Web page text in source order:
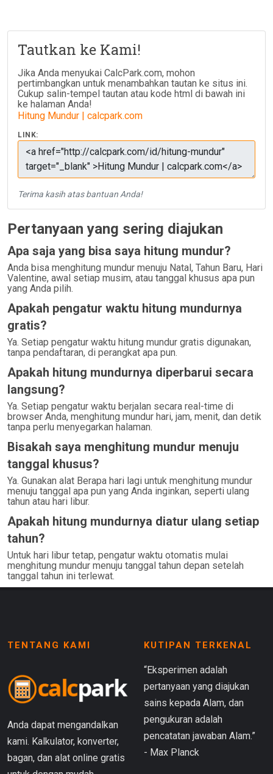
Tautkan ke Kami!
Jika Anda menyukai CalcPark.com, mohon
pertimbangkan untuk menambahkan tautan ke situs ini.
Cukup salin-tempel tautan atau kode html di bawah ini
ke halaman Anda!
Hitung Mundur | calcpark.com
LINK:
Terima kasih atas bantuan Anda!
Pertanyaan yang sering diajukan
Apa saja yang bisa saya hitung mundur?
Anda bisa menghitung mundur menuju Natal, Tahun Baru, Hari
Valentine, awal setiap musim, atau tanggal khusus apa pun
yang Anda pilih.
Apakah pengatur waktu hitung mundurnya
gratis?
Ya. Setiap pengatur waktu hitung mundur gratis digunakan,
tanpa pendaftaran, di perangkat apa pun.
Apakah hitung mundurnya diperbarui secara
langsung?
Ya. Setiap pengatur waktu berjalan secara real-time di
browser Anda, menghitung mundur hari, jam, menit, dan detik
tanpa perlu menyegarkan halaman.
Bisakah saya menghitung mundur menuju
tanggal khusus?
Ya. Gunakan alat Berapa hari lagi untuk menghitung mundur
menuju tanggal apa pun yang Anda inginkan, seperti ulang
tahun atau hari libur.
Apakah hitung mundurnya diatur ulang setiap
tahun?
Untuk hari libur tetap, pengatur waktu otomatis mulai
menghitung mundur menuju tanggal tahun depan setelah
tanggal tahun ini terlewat.
TENTANG KAMI
Anda dapat mengandalkan
kami. Kalkulator, konverter,
bagan, dan alat online gratis
KUTIPAN TERKENAL
“Eksperimen adalah
pertanyaan yang diajukan
sains kepada Alam, dan
pengukuran adalah
pencatatan jawaban Alam.”
- Max Planck